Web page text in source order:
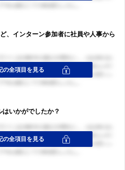
、インターン参加者に社員や人事から
いかがでしたか？